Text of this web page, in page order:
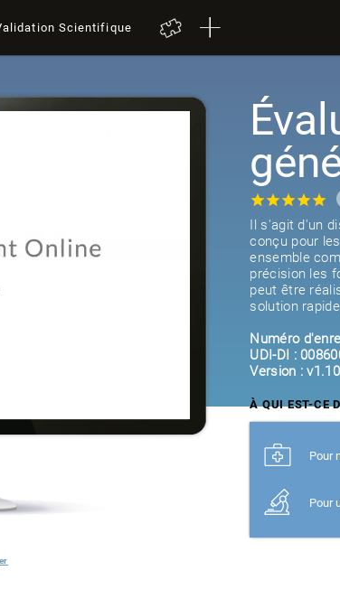
Scientifique
Il s'agit d'un
conçu pour
ensemble
précision les
peut être
solution
Numéro
UDI-DI :
Version :
À QUI EST-CE
Pour
Pour